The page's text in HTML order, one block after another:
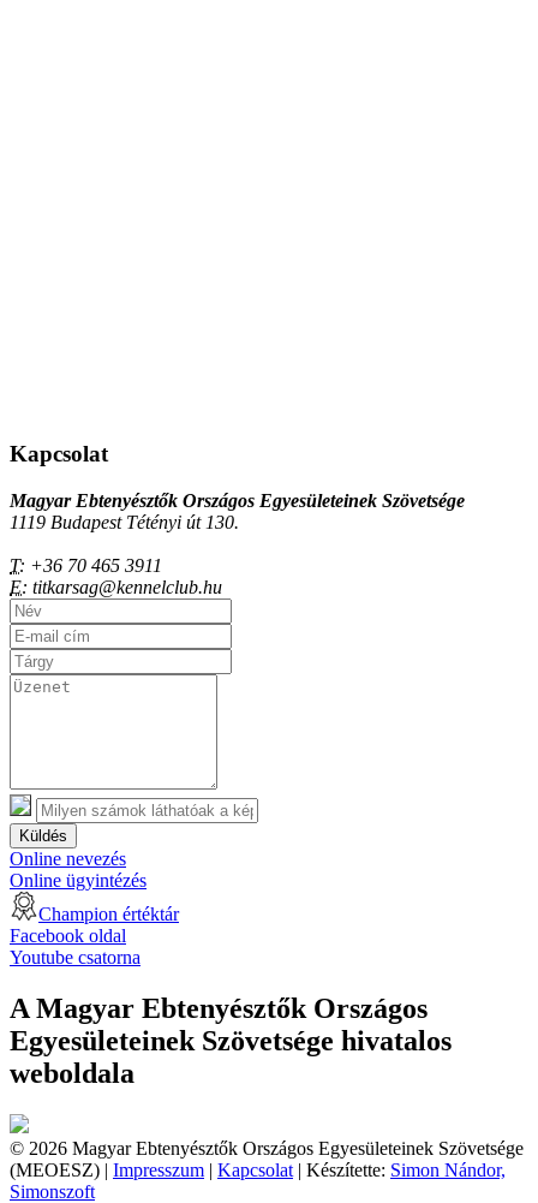
Kapcsolat
Magyar Ebtenyésztők Országos Egyesületeinek Szövetsége
1119 Budapest Tétényi út 130.
T: +36 70 465 3911
E: titkarsag@kennelclub.hu
Küldés
Online nevezés
Online ügyintézés
Champion értéktár
Facebook oldal
Youtube csatorna
A Magyar Ebtenyésztők Országos
Egyesületeinek Szövetsége hivatalos
weboldala
© 2026 Magyar Ebtenyésztők Országos Egyesületeinek Szövetsége
(MEOESZ) | Impresszum | Kapcsolat | Készítette: Simon Nándor,
Simonszoft